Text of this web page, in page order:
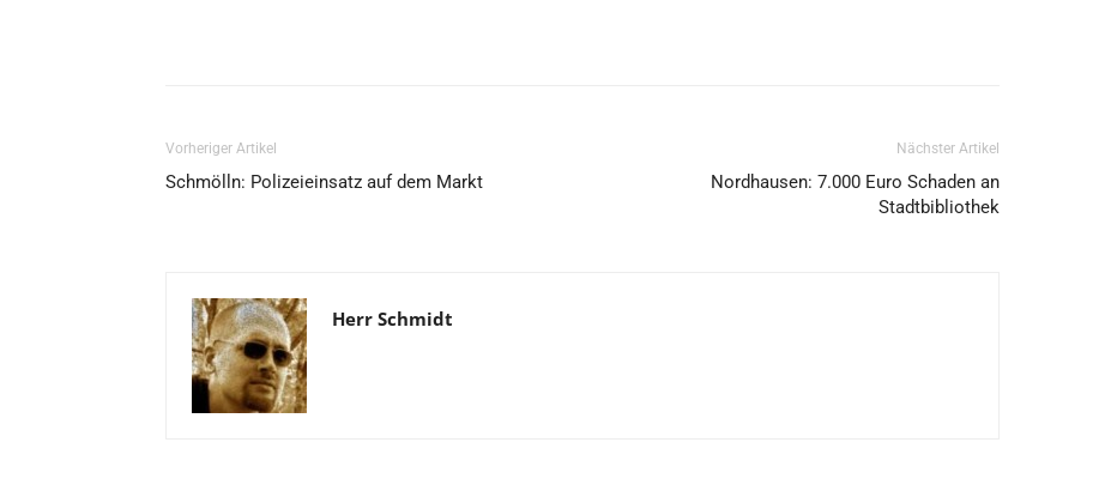
Vorheriger Artikel
Schmölln: Polizeieinsatz auf dem Markt
Nächster Artikel
Nordhausen: 7.000 Euro Schaden an
Stadtbibliothek
Herr Schmidt